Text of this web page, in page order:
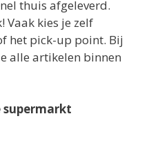
thuis afgeleverd.
Vaak kies je zelf
het pick-up point. Bij
alle artikelen binnen
supermarkt